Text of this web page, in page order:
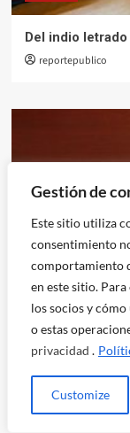
Gestión de
Este sitio utiliza
consentimiento
comportamiento
en este sitio.
los socios y
o estas
privacidad .
Customize
Del indio
reportepublico
Economía
Arnold
reportepublico